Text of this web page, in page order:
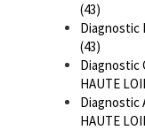
(43)
Diagnostic
(43)
Diagnostic
HAUTE
Diagnostic
HAUTE